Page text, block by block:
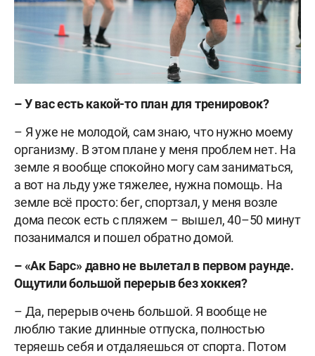
–У вас есть какой-то план для тренировок?
– Я уже не молодой, сам знаю, что нужно моему
организму. В этом плане у меня проблем нет. На
земле я вообще спокойно могу сам заниматься,
а вот на льду уже тяжелее, нужна помощь. На
земле всё просто: бег, спортзал, у меня возле
дома песок есть с пляжем – вышел, 40–50 минут
позанимался и пошел обратно домой.
–«Ак Барс» давно не вылетал в первом раунде.
Ощутили большой перерыв без хоккея?
– Да, перерыв очень большой. Я вообще не
люблю такие длинные отпуска, полностью
теряешь себя и отдаляешься от спорта. Потом